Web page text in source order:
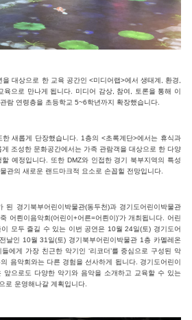
을 대상으로 한 교육 공간인 <미디어랩>에서 생태계, 환경,
육으로 만나게 됩니다. 미디어 감상, 참여, 토론을 통해 이
람 연령층을 초등학교 5~6학년까지 확장했습니다.
새롭게 단장했습니다. 1층의 <초록계단>에서는 휴식과
조성한 문화공간에서는 가족 관람객을 대상으로 한 다양
예정입니다. 또한 DMZ와 인접한 경기 북부지역의 특성
관의 새로운 랜드마크적 요소로 손꼽힐 전망입니다.
된 경기북부어린이박물관(동두천)과 경기도어린이박물관
어릔이음악회(어린이+어른=어릔이)’가 개최됩니다. 어린
모두 즐길 수 있는 이번 공연은 10월 24일(토) 경기도어
날인 10월 31일(토) 경기북부어린이박물관 1층 카멜레온
에게 가장 친근한 악기인 ‘리코더’를 중심으로 구성된 악
음악회와는 다른 경험을 선사하게 됩니다. 경기도어린이
앞으로도 다양한 악기와 음악을 소개하고 교육할 수 있는
로 운영해나갈 계획입니다.